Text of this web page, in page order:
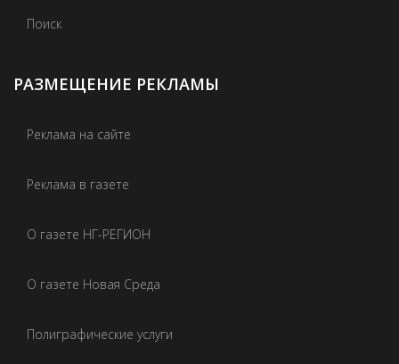
Поиск
РАЗМЕЩЕНИЕ РЕКЛАМЫ
Реклама на сайте
Реклама в газете
О газете НГ-РЕГИОН
О газете Новая Среда
Полиграфические услуги